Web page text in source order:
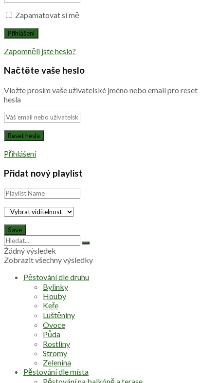
Zapamatovat si mě
Zapomněli jste heslo?
Načtěte vaše heslo
Vložte prosím vaše uživatelské jméno nebo email pro reset
hesla
Přihlášení
Přidat nový playlist
Žádný výsledek
Zobrazit všechny výsledky
Pěstování dle druhu
Bylinky
Houby
Keře
Luštěniny
Ovoce
Půda
Rostliny
Stromy
Zelenina
Pěstování dle místa